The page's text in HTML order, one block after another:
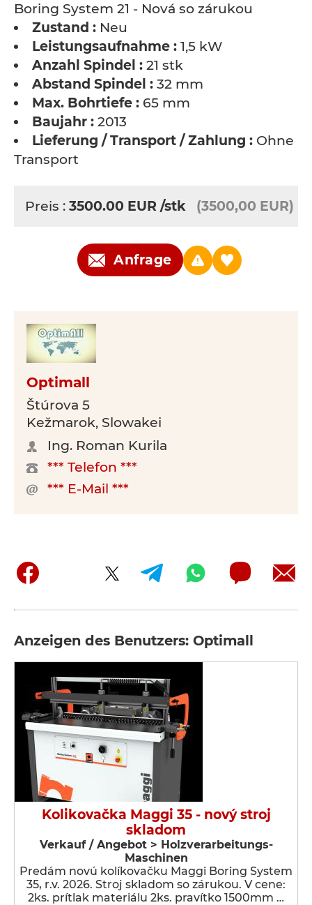
Boring System 21 - Nová so zárukou
Zustand : Neu
Leistungsaufnahme : 1,5 kW
Anzahl Spindel : 21 stk
Abstand Spindel : 32 mm
Max. Bohrtiefe : 65 mm
Baujahr : 2013
Lieferung / Transport / Zahlung : Ohne
Transport
Preis : 3500.00 EUR /stk (3500,00 EUR)
Anfrage
Optimall
Štúrova 5
Kežmarok, Slowakei
Ing. Roman Kurila
*** Telefon ***
*** E-Mail ***
Anzeigen des Benutzers: Optimall
Kolikovačka Maggi 35 - nový stroj
skladom
Verkauf / Angebot > Holzverarbeitungs-
Maschinen
Predám novú kolíkovačku Maggi Boring System
35, r.v. 2026. Stroj skladom so zárukou. V cene:
2ks. prítlak materiálu 2ks. pravítko 1500mm …